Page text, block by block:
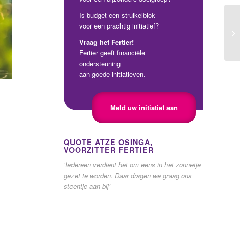
Is budget een struikelblok
voor een prachtig initiatief?
Vraag het Fertier!
Fertier geeft financiële
ondersteuning
aan goede initiatieven.
Meld uw initiatief aan
QUOTE ATZE OSINGA,
VOORZITTER FERTIER
‘Iedereen verdient het om eens in het zonnetje
gezet te worden. Daar dragen we graag ons
steentje aan bij’